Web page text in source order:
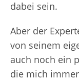
dabei sein.
Aber der
von seinem
auch noch ein
die mich